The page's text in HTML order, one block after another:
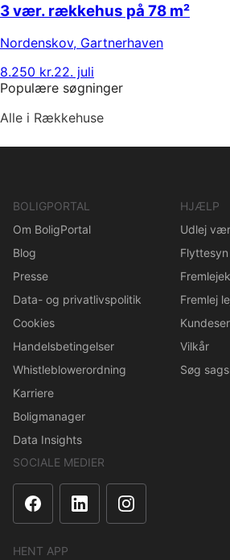
3 vær. rækkehus på 78 m²
Nordenskov, Gartnerhaven
8.250 kr.22. juli
Populære søgninger
Alle i Rækkehuse
BOLIGPORTAL
Om BoligPortal
Blog
Presse
Data- og privatlivspolitik
Cookies
Handelsbetingelser
Whistleblowerordning
Karriere
Boligmanager
Data Insights
HJÆLP
Udlej
Flyttesyn
Fremlej
Vilkår
Søg
SOCIALE MEDIER
HENT APP